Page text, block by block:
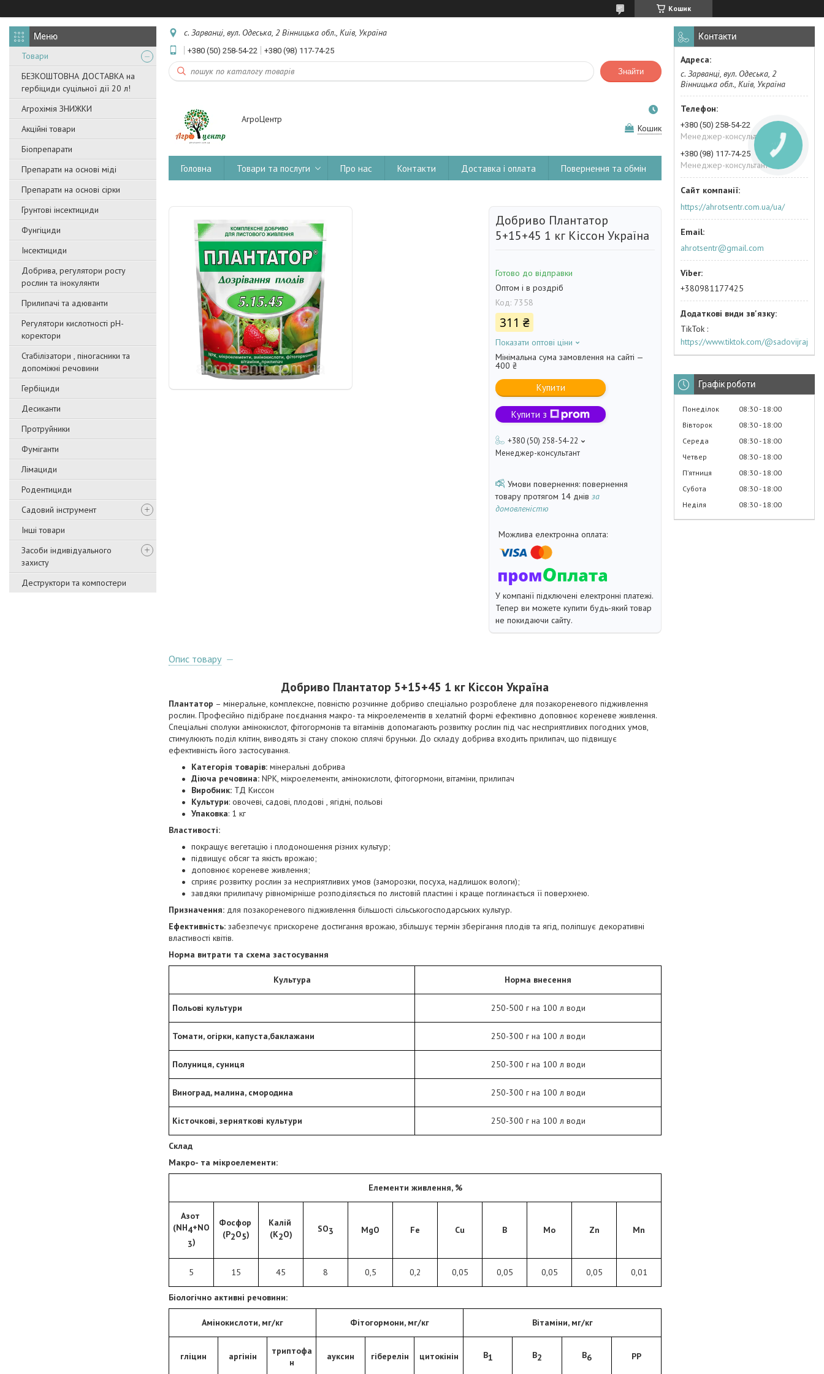
Кошик
Товари
БЕЗКОШТОВНА ДОСТАВКА на
гербіциди суцільної дії 20 л!
Агрохімія ЗНИЖКИ
Акційні товари
Біопрепарати
Препарати на основі міді
Препарати на основі сірки
Грунтові інсектициди
Фунгіциди
Інсектициди
Добрива, регулятори росту
рослин та інокулянти
Прилипачі та адюванти
Регулятори кислотності pН-
коректори
Стабілізатори , піногасники та
допоміжні речовини
Гербіциди
Десиканти
Протруйники
Фуміганти
Лімациди
Родентициди
Садовий інструмент
Інші товари
Засоби індивідуального
захисту
Деструктори та компостери
с. Зарванці, вул. Одеська, 2 Вінницька обл., Київ, Україна
+380 (50) 258-54-22 +380 (98) 117-74-25
Знайти
АгроЦентр
Кошик
Головна Товари та послуги Про нас Контакти Доставка і оплата Повернення та обмін
Добриво Плантатор
5+15+45 1 кг Кіссон Україна
Готово до відправки
Оптом і в роздріб
Код: 7358
311 ₴
Показати оптові ціни
Мінімальна сума замовлення на сайті —
400 ₴
Купити
Купити з
+380 (50) 258-54-22
Менеджер-консультант
повернення
товару протягом 14 днів за
домовленістю
У компанії підключені електронні платежі.
Тепер ви можете купити будь-який товар
не покидаючи сайту.
Опис товару
Добриво Плантатор 5+15+45 1 кг Кіссон Україна
Плантатор – мінеральне, комплексне, повністю розчинне добриво спеціально розроблене для позакореневого підживлення
рослин. Професійно підібране поєднання макро- та мікроелементів в хелатній формі ефективно доповнює кореневе живлення.
Спеціальні сполуки амінокислот, фітогормонів та вітамінів допомагають розвитку рослин під час несприятливих погодних умов,
стимулюють поділ клітин, виводять зі стану спокою сплячі бруньки. До складу добрива входить прилипач, що підвищує
ефективність його застосування.
Категорія товарів: мінеральні добрива
Діюча речовина: NPK, мікроелементи, амінокислоти, фітогормони, вітаміни, прилипач
Виробник: ТД Киссон
Культури: овочеві, садові, плодові , ягідні, польові
Упаковка: 1 кг
Властивості:
покращує вегетацію і плодоношення різних культур;
підвищує обсяг та якість врожаю;
доповнює кореневе живлення;
сприяє розвитку рослин за несприятливих умов (заморозки, посуха, надлишок вологи);
завдяки прилипачу рівномірніше розподіляється по листовій пластині і краще поглинається її поверхнею.
Призначення: для позакореневого підживлення більшості сільськогосподарських культур.
Ефективність: забезпечує прискорене достигання врожаю, збільшує термін зберігання плодів та ягід, поліпшує декоративні
властивості квітів.
Норма витрати та схема застосування
Культура Норма внесення
Польові культури 250-500 г на 100 л води
Томати, огірки, капуста,баклажани 250-300 г на 100 л води
Полуниця, суниця 250-300 г на 100 л води
Виноград, малина, смородина 250-300 г на 100 л води
Кісточкові, зерняткові культури 250-300 г на 100 л води
Склад
Макро- та мікроелементи:
Елементи живлення, %
Азот
(NH4+NO
3)
Фосфор
(P2O5)
Калій
(K2O) SO3 MgO Fe Cu B Mo Zn Mn
5 15 45 8 0,5 0,2 0,05 0,05 0,05 0,05 0,01
Біологічно активні речовини:
Амінокислоти, мг/кг Фітогормони, мг/кг Вітаміни, мг/кг
гліцин аргінін
триптофа
н
ауксин гіберелін цитокінін В1 В2 В6 РР
Контакти
с. Зарванці, вул. Одеська, 2
Вінницька обл., Київ, Україна
+380 (50) 258-54-22
Менеджер-консультант
+380 (98) 117-74-25
Менеджер-консультант
https://ahrotsentr.com.ua/ua/
ahrotsentr@gmail.com
+380981177425
TikTok
https://www.tiktok.com/@sadovijraj
Графік роботи
Понеділок 08:30 18:00
Вівторок
08:30 18:00
Середа
08:30 18:00
Четвер
08:30 18:00
Пʼятниця
08:30 18:00
Субота
08:30 18:00
Неділя
08:30 18:00
КНОПКА
ЗВ'ЯЗКУ